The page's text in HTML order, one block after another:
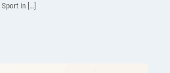
Sport in[…]